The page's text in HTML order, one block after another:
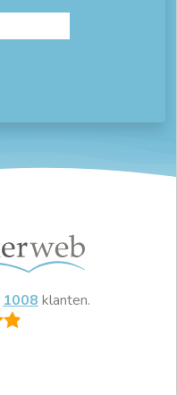
1008 klanten.